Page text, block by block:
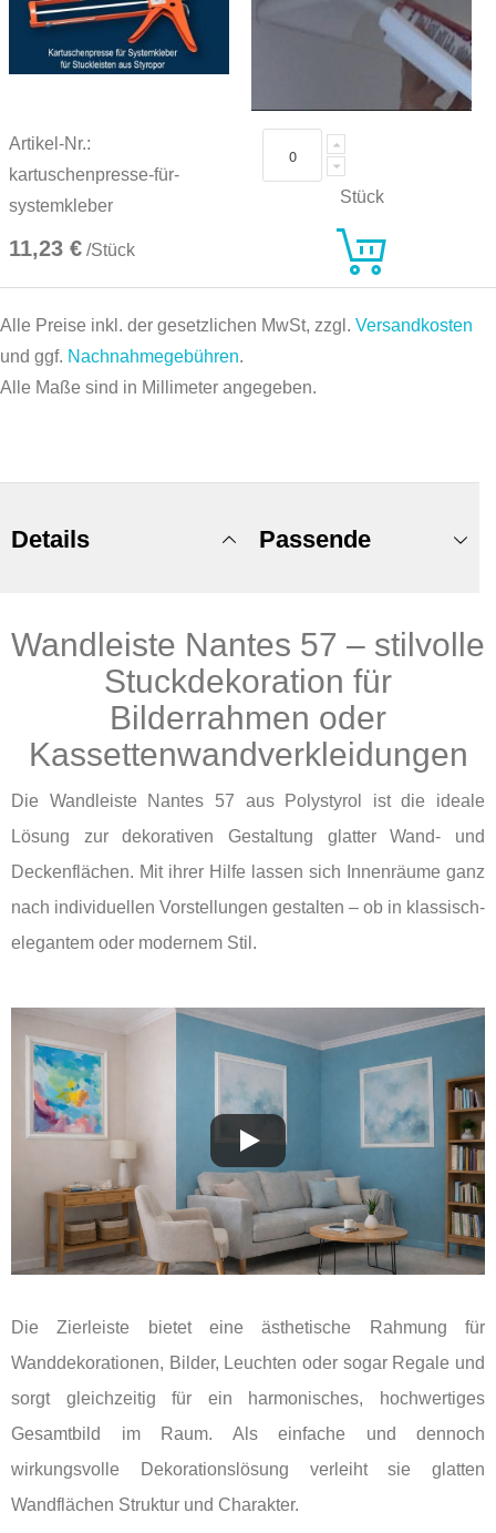
Artikel-Nr.:
kartuschenpresse-für-
systemkleber
11,23 € /Stück
Stück
Alle Preise inkl. der gesetzlichen MwSt, zzgl. Versandkosten
und ggf. Nachnahmegebühren.
Alle Maße sind in Millimeter angegeben.
Details
Wandleiste Nantes 57 – stilvolle
Stuckdekoration für
Bilderrahmen oder
Kassettenwandverkleidungen
Die Wandleiste Nantes 57 aus Polystyrol ist die ideale
Lösung zur dekorativen Gestaltung glatter Wand- und
Deckenflächen. Mit ihrer Hilfe lassen sich Innenräume ganz
nach individuellen Vorstellungen gestalten – ob in klassisch-
elegantem oder modernem Stil.
Die Zierleiste bietet eine ästhetische Rahmung für
Wanddekorationen, Bilder, Leuchten oder sogar Regale und
sorgt gleichzeitig für ein harmonisches, hochwertiges
Gesamtbild im Raum. Als einfache und dennoch
wirkungsvolle Dekorationslösung verleiht sie glatten
Wandflächen Struktur und Charakter.
Passende
Produkte